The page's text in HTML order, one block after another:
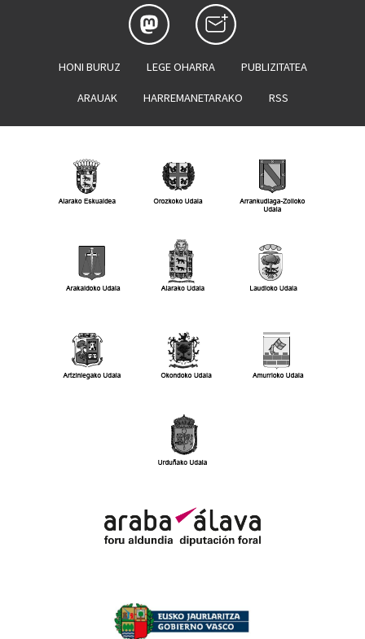
HONI BURUZ LEGE OHARRA PUBLIZITATEA
ARAUAK HARREMANETARAKO RSS